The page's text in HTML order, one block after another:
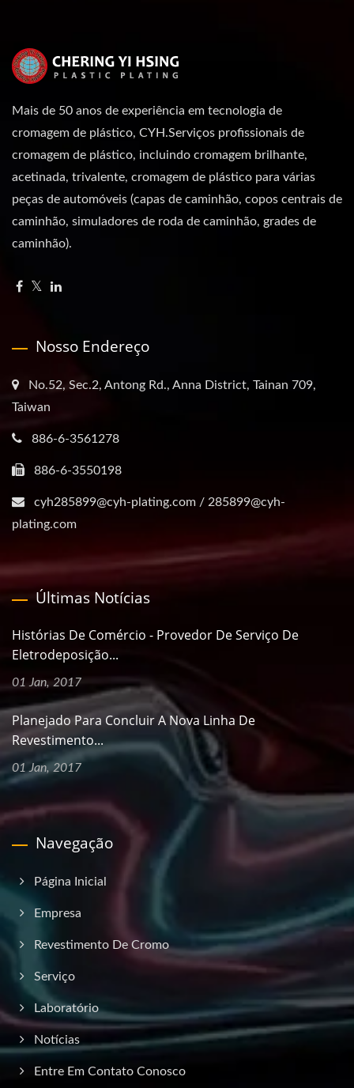
Mais de 50 anos de experiência em tecnologia de
cromagem de plástico, CYH.Serviços profissionais de
cromagem de plástico, incluindo cromagem brilhante,
acetinada, trivalente, cromagem de plástico para várias
peças de automóveis (capas de caminhão, copos centrais de
caminhão, simuladores de roda de caminhão, grades de
caminhão).
Nosso Endereço
No.52, Sec.2, Antong Rd., Anna District, Tainan 709,
Taiwan
886-6-3561278
886-6-3550198
cyh285899@cyh-plating.com / 285899@cyh-
plating.com
Últimas Notícias
Histórias De Comércio - Provedor De Serviço De
Eletrodeposição...
01 Jan, 2017
Planejado Para Concluir A Nova Linha De
Revestimento...
01 Jan, 2017
Navegação
Página Inicial
Empresa
Revestimento De Cromo
Serviço
Laboratório
Notícias
Entre Em Contato Conosco